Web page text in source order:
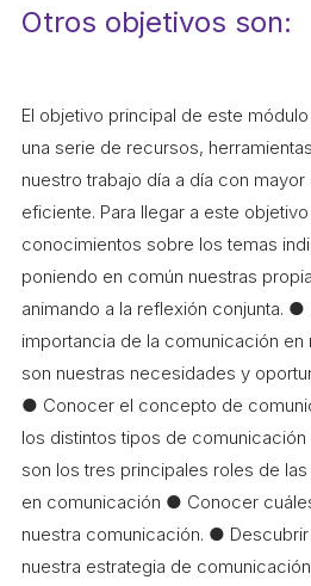
Otros objetivos son:
El objetivo principal de este
una serie de recursos,
nuestro trabajo día a día con
eficiente. Para llegar a este
conocimientos sobre los temas
poniendo en común nuestras
animando a la reflexión conjunta.
importancia de la comunicación en
son nuestras necesidades y
● Conocer el concepto de
los distintos tipos de
son los tres principales roles de
en comunicación ● Conocer
nuestra comunicación. ●
nuestra estrategia de
Xarxes socials
Fes voluntariat
Fes un donatiu
Treballa amb nosaltres